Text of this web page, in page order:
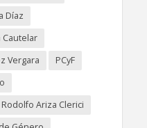
Díaz
Cautelar
Vergara
PCyF
Rodolfo Ariza Clerici